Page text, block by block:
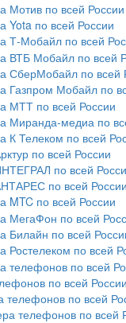
Мотив по всей России
Yota по всей России
Т-Мобайл по всей
ВТБ Мобайл по всей
СберМобайл по всей
Газпром Мобайл по
МТТ по всей России
Миранда-медиа по
К Телеком по всей
по всей России
по всей
по всей России
MTC по всей России
МегаФон по всей
Билайн по всей
Ростелеком по всей
телефонов по всей
по всей России
по всей
телефонов по всей